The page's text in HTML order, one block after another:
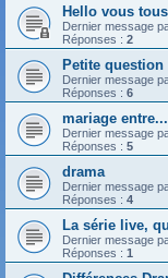
Hello vous
Dernier message
Réponses : 2
Petite question
Dernier message
Réponses : 6
mariage entre...
Dernier message
Réponses : 5
drama
Dernier message
Réponses : 4
La série live,
Dernier message
Réponses : 1